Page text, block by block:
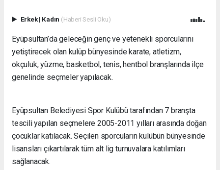
Erkek| Kadın (Haberi Sesli Oku)
Eyüpsultan’da geleceğin genç ve yetenekli sporcularını
yetiştirecek olan kulüp bünyesinde karate, atletizm,
okçuluk, yüzme, basketbol, tenis, hentbol branşlarında ilçe
genelinde seçmeler yapılacak.
Eyüpsultan Belediyesi Spor Kulübü tarafından 7 branşta
tescili yapılan seçmelere 2005-2011 yılları arasında doğan
çocuklar katılacak. Seçilen sporcuların kulübün bünyesinde
lisansları çıkartılarak tüm alt lig turnuvalara katılımları
sağlanacak.